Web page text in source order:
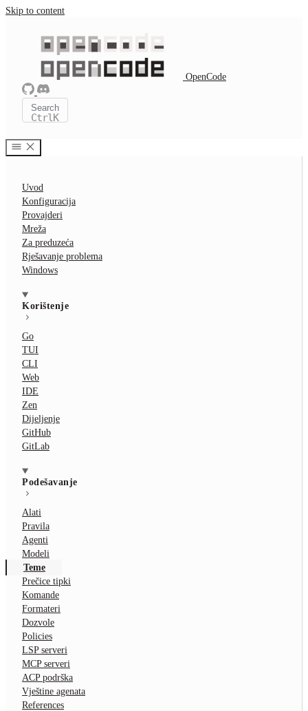
Skip to content
OpenCode
Search
CtrlK
Uvod
Konfiguracija
Provajderi
Mreža
Za preduzeća
Rješavanje problema
Windows
Korištenje
Go
TUI
CLI
Web
IDE
Zen
Dijeljenje
GitHub
GitLab
Podešavanje
Alati
Pravila
Agenti
Modeli
Teme
Prečice tipki
Komande
Formateri
Dozvole
Policies
LSP serveri
MCP serveri
ACP podrška
Vještine agenata
References